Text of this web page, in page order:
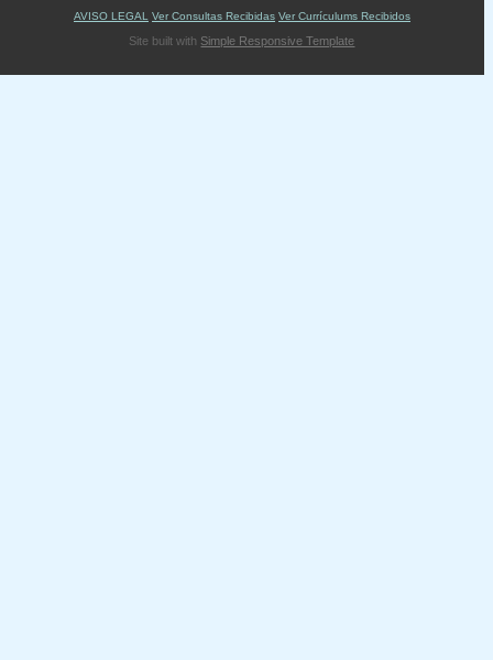
AVISO LEGAL
Ver Consultas Recibidas Ver Currículums Recibidos
Site built with Simple Responsive Template